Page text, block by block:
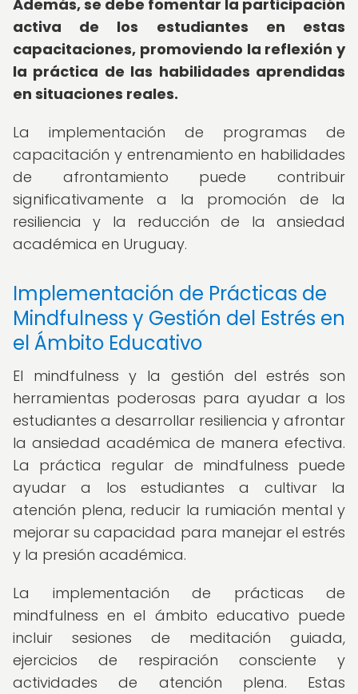
Además, se debe fomentar la participación
activa de los estudiantes en estas
capacitaciones, promoviendo la reflexión y
la práctica de las habilidades aprendidas
en situaciones reales.
La implementación de programas de
capacitación y entrenamiento en habilidades
de afrontamiento puede contribuir
significativamente a la promoción de la
resiliencia y la reducción de la ansiedad
académica en Uruguay.
Implementación de Prácticas de
Mindfulness y Gestión del Estrés en
el Ámbito Educativo
El mindfulness y la gestión del estrés son
herramientas poderosas para ayudar a los
estudiantes a desarrollar resiliencia y afrontar
la ansiedad académica de manera efectiva.
La práctica regular de mindfulness puede
ayudar a los estudiantes a cultivar la
atención plena, reducir la rumiación mental y
mejorar su capacidad para manejar el estrés
y la presión académica.
La implementación de prácticas de
mindfulness en el ámbito educativo puede
incluir sesiones de meditación guiada,
ejercicios de respiración consciente y
actividades de atención plena. Estas